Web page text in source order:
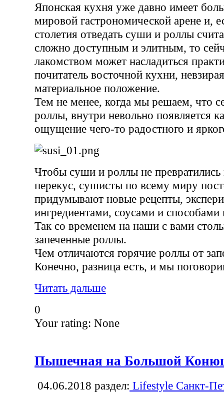
Японская кухня уже давно имеет
мировой гастрономической арене и,
столетия отведать суши и роллы
сложно доступным и элитным, то
лакомством может насладиться
почитатель восточной кухни,
материальное положение.
Тем не менее, когда мы решаем, что
роллы, внутри невольно появляется
ощущение чего-то радостного и
Чтобы суши и роллы не превратились
перекус, сушисты по всему миру
придумывают новые рецепты,
ингредиентами, соусами и способами
Так со временем на наши с вами
запеченные роллы.
Чем отличаются горячие роллы от
Конечно, разница есть, и мы
Читать дальше
0
Your rating: None
Пышечная на Большой
04.06.2018 раздел: Lifestyle Санкт-